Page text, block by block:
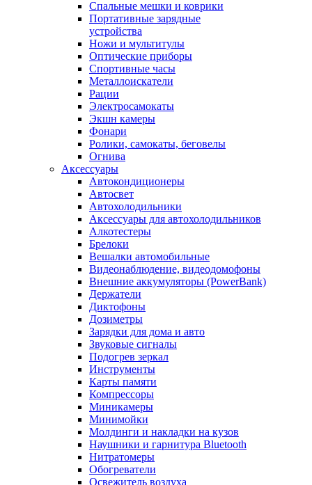
Спальные мешки и коврики
Портативные зарядные
устройства
Ножи и мультитулы
Оптические приборы
Спортивные часы
Металлоискатели
Рации
Электросамокаты
Экшн камеры
Фонари
Ролики, самокаты, беговелы
Огнива
Аксессуары
Автокондиционеры
Aвтосвет
Автохолодильники
Аксессуары для автохолодильников
Алкотестеры
Брелоки
Вешалки автомобильные
Видеонаблюдение, видеодомофоны
Внешние аккумуляторы (PowerBank)
Держатели
Диктофоны
Дозиметры
Зарядки для дома и авто
Звуковые сигналы
Подогрев зеркал
Инструменты
Карты памяти
Компрессоры
Миникамеры
Минимойки
Молдинги и накладки на кузов
Наушники и гарнитура Bluetooth
Нитратомеры
Обогреватели
Освежитель воздуха